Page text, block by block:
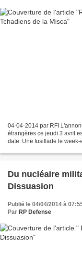
04-04-2014 par RFI
étrangères ce jeudi 3 avril
date. Une fusillade le
Du nucléaire
Dissuasion
Publié le 04/04/2014 à
Par RP Defense